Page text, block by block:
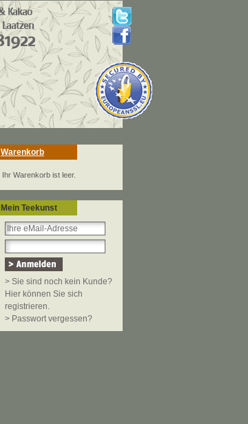
Warenkorb
Ihr Warenkorb ist leer.
Mein Teekunst
> Sie sind noch kein Kunde?
Hier können Sie sich
registrieren.
> Passwort vergessen?